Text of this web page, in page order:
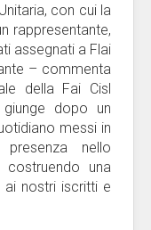
con cui la
rappresentante,
assegnati a Flai
– commenta
della Fai Cisl
dopo un
messi in
nello
una
nostri iscritti e